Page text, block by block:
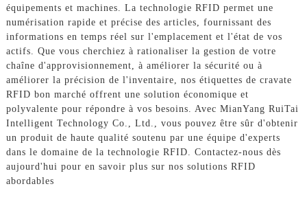
équipements et machines. La technologie RFID permet une
numérisation rapide et précise des articles, fournissant des
informations en temps réel sur l'emplacement et l'état de vos
actifs. Que vous cherchiez à rationaliser la gestion de votre
chaîne d'approvisionnement, à améliorer la sécurité ou à
améliorer la précision de l'inventaire, nos étiquettes de cravate
RFID bon marché offrent une solution économique et
polyvalente pour répondre à vos besoins. Avec MianYang RuiTai
Intelligent Technology Co., Ltd., vous pouvez être sûr d'obtenir
un produit de haute qualité soutenu par une équipe d'experts
dans le domaine de la technologie RFID. Contactez-nous dès
aujourd'hui pour en savoir plus sur nos solutions RFID
abordables